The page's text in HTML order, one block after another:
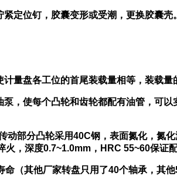
定位钉，胶囊变形或受潮，更换胶囊壳。
量盘各工位的首尾装载量相等，装载量
，使每个凸轮和齿轮都配有油管，可
部分凸轮采用40C钢，表面氮化，氮
，深度0.7~1.0mm，HRC 55~60保证配
（其他厂家转盘只用了40个轴承，其